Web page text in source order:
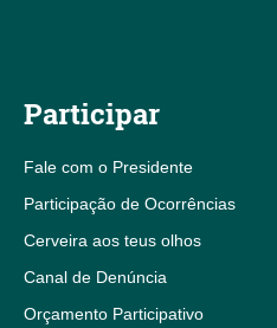
Participar
Fale com o Presidente
Participação de Ocorrências
Cerveira aos teus olhos
Canal de Denúncia
Orçamento Participativo